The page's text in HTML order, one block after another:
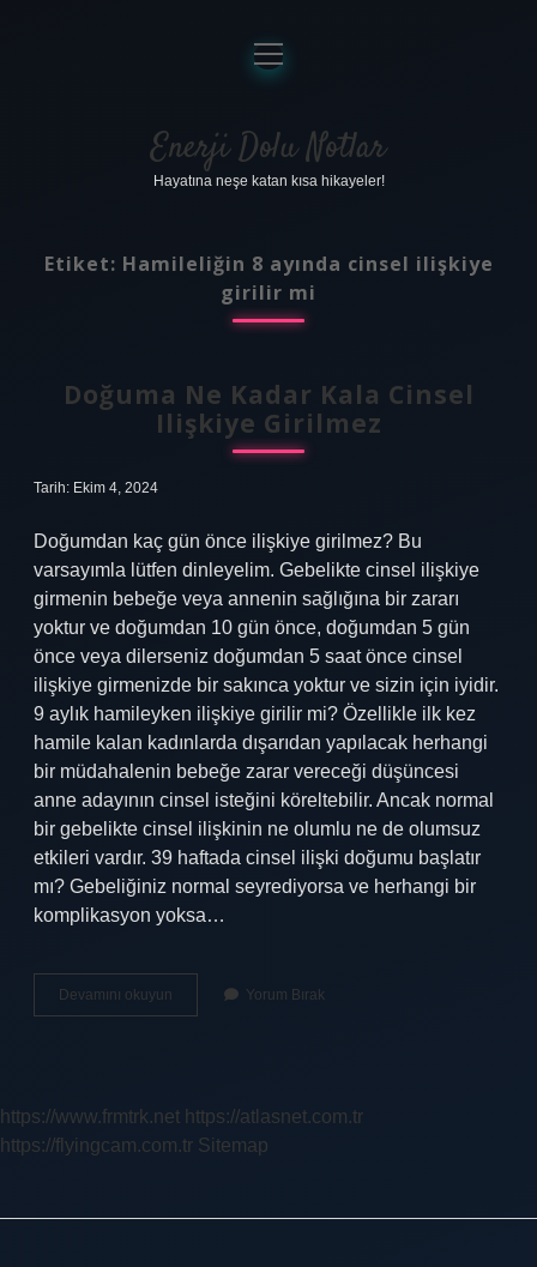
Anasayfa
Gizlilik Politikası
Yasal Uyarı
menüyü
aç
Enerji Dolu Notlar
Hayatına neşe katan kısa hikayeler!
Etiket: Hamileliğin 8 ayında cinsel ilişkiye
girilir mi
Doğuma Ne Kadar Kala Cinsel
Ilişkiye Girilmez
Tarih: Ekim 4, 2024
Doğumdan kaç gün önce ilişkiye girilmez? Bu
varsayımla lütfen dinleyelim. Gebelikte cinsel ilişkiye
girmenin bebeğe veya annenin sağlığına bir zararı
yoktur ve doğumdan 10 gün önce, doğumdan 5 gün
önce veya dilerseniz doğumdan 5 saat önce cinsel
ilişkiye girmenizde bir sakınca yoktur ve sizin için iyidir.
9 aylık hamileyken ilişkiye girilir mi? Özellikle ilk kez
hamile kalan kadınlarda dışarıdan yapılacak herhangi
bir müdahalenin bebeğe zarar vereceği düşüncesi
anne adayının cinsel isteğini köreltebilir. Ancak normal
bir gebelikte cinsel ilişkinin ne olumlu ne de olumsuz
etkileri vardır. 39 haftada cinsel ilişki doğumu başlatır
mı? Gebeliğiniz normal seyrediyorsa ve herhangi bir
komplikasyon yoksa…
Devamını okuyun Doğuma
Ne
Girilmez
Yorum Bırak
https://www.frmtrk.net https://atlasnet.com.tr
https://flyingcam.com.tr Sitemap